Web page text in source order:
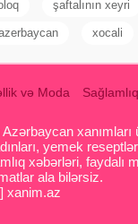
şaftalının xeyri
xocali
və Moda Sağlamlıq
Azərbaycan
yemek
xəbərləri, faydalı
ala bilərsiz.
xanim.az